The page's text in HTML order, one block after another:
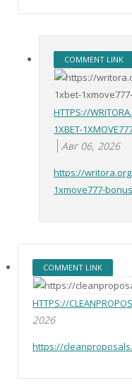
COMMENT LINK
HTTPS://
1XBET-
Авг 06, 2026
https://
1xmove777-
COMMENT LINK
HTTPS://
2026
https://